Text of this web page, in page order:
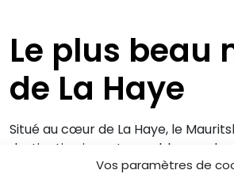
Vos paramètres de
Le plus beau
de La Haye
Situé au cœur de La Haye, le
destination incontournable pour
les passionnés d’histoire. Construit